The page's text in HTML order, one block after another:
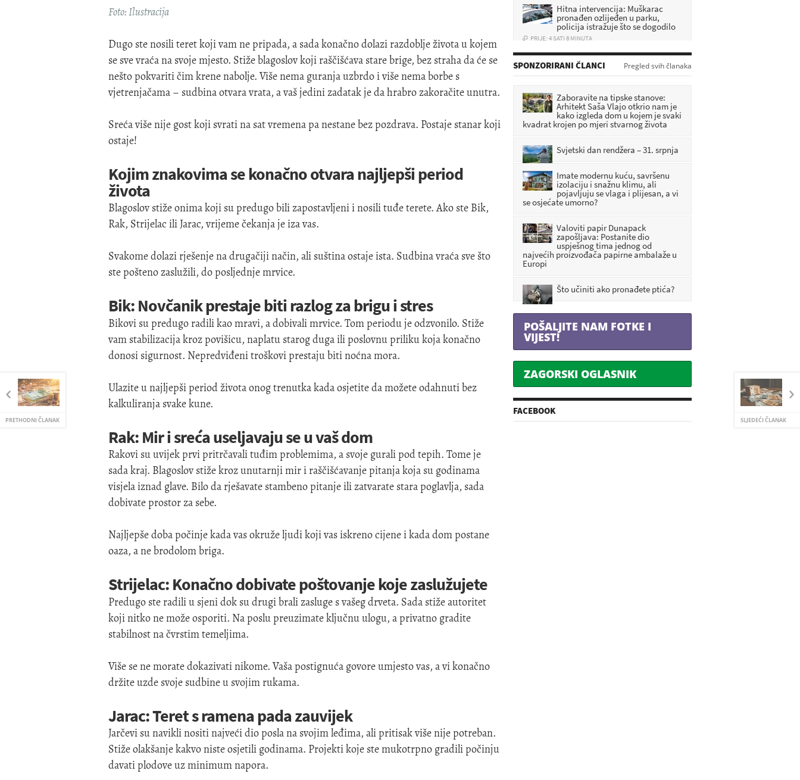
PRETHODNI ČLANAK SLJEDEĆI ČLANAK
Foto: Ilustracija
Dugo ste nosili teret koji vam ne pripada, a sada konačno dolazi razdoblje života u kojem
se sve vraća na svoje mjesto. Stiže blagoslov koji raščišćava stare brige, bez straha da će se
nešto pokvariti čim krene nabolje. Više nema guranja uzbrdo i više nema borbe s
vjetrenjačama – sudbina otvara vrata, a vaš jedini zadatak je da hrabro zakoračite unutra.
Sreća više nije gost koji svrati na sat vremena pa nestane bez pozdrava. Postaje stanar koji
ostaje!
Kojim znakovima se konačno otvara najljepši period
života
Blagoslov stiže onima koji su predugo bili zapostavljeni i nosili tuđe terete. Ako ste Bik,
Rak, Strijelac ili Jarac, vrijeme čekanja je iza vas.
Svakome dolazi rješenje na drugačiji način, ali suština ostaje ista. Sudbina vraća sve što
ste pošteno zaslužili, do posljednje mrvice.
Bik: Novčanik prestaje biti razlog za brigu i stres
Bikovi su predugo radili kao mravi, a dobivali mrvice. Tom periodu je odzvonilo. Stiže
vam stabilizacija kroz povišicu, naplatu starog duga ili poslovnu priliku koja konačno
donosi sigurnost. Nepredviđeni troškovi prestaju biti noćna mora.
Ulazite u najljepši period života onog trenutka kada osjetite da možete odahnuti bez
kalkuliranja svake kune.
Rak: Mir i sreća useljavaju se u vaš dom
Rakovi su uvijek prvi pritrčavali tuđim problemima, a svoje gurali pod tepih. Tome je
sada kraj. Blagoslov stiže kroz unutarnji mir i raščišćavanje pitanja koja su godinama
visjela iznad glave. Bilo da rješavate stambeno pitanje ili zatvarate stara poglavlja, sada
dobivate prostor za sebe.
Najljepše doba počinje kada vas okruže ljudi koji vas iskreno cijene i kada dom postane
oaza, a ne brodolom briga.
Strijelac: Konačno dobivate poštovanje koje zaslužujete
Predugo ste radili u sjeni dok su drugi brali zasluge s vašeg drveta. Sada stiže autoritet
koji nitko ne može osporiti. Na poslu preuzimate ključnu ulogu, a privatno gradite
stabilnost na čvrstim temeljima.
Više se ne morate dokazivati nikome. Vaša postignuća govore umjesto vas, a vi konačno
držite uzde svoje sudbine u svojim rukama.
Jarac: Teret s ramena pada zauvijek
Jarčevi su navikli nositi najveći dio posla na svojim leđima, ali pritisak više nije potreban.
Stiže olakšanje kakvo niste osjetili godinama. Projekti koje ste mukotrpno gradili počinju
davati plodove uz minimum napora.
pronađen ozlijeđen u parku,
policija istražuje što se dogodilo
PRIJE: 4 SATI 8 MINUTA
[FOTOGALERIJA] Oroslavje slavi
svoj dan: ‘Pred nama je još puno
posla. Obećavam samo jedno –
delali bumo’
Nova tragedija u Zagorju: Jedna
osoba smrtno stradala
SPONZORIRANI ČLANCI Pregled svih članaka
Zaboravite na tipske stanove:
Arhitekt Saša Vlajo otkrio nam je
kako izgleda dom u kojem je svaki
kvadrat krojen po mjeri stvarnog života
Svjetski dan rendžera – 31. srpnja
Imate modernu kuću, savršenu
izolaciju i snažnu klimu, ali
pojavljuju se vlaga i plijesan, a vi
se osjećate umorno?
Valoviti papir Dunapack
zapošljava: Postanite dio
uspješnog tima jednog od
najvećih proizvođača papirne ambalaže u
Europi
Što učiniti ako pronađete ptića?
POŠALJITE NAM FOTKE I
VIJEST!
ZAGORSKI OGLASNIK
FACEBOOK